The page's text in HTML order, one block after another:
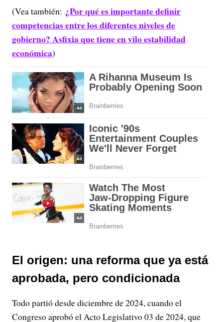
(Vea también: ¿Por qué es importante definir
competencias entre los diferentes niveles de
gobierno? Asfixia que tiene en vilo estabilidad
económica)
El origen: una reforma que ya está
aprobada, pero condicionada
Todo partió desde diciembre de 2024, cuando el
Congreso aprobó el Acto Legislativo 03 de 2024, que